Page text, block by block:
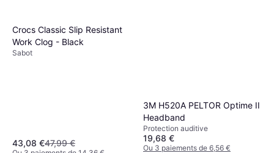
Crocs Classic Slip Resistant
Work Clog - Black
Sabot
43,08 €47,99 €
3M H520A PELTOR Optime II
Headband
Protection auditive
19,68 €
Ou 3 paiements de 6,56 €